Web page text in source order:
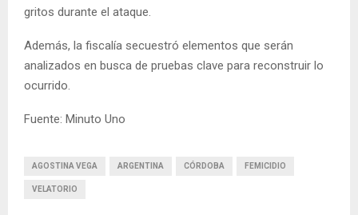
gritos durante el ataque.
Además, la fiscalía secuestró elementos que serán
analizados en busca de pruebas clave para reconstruir lo
ocurrido.
Fuente: Minuto Uno
AGOSTINA VEGA ARGENTINA CÓRDOBA FEMICIDIO
VELATORIO